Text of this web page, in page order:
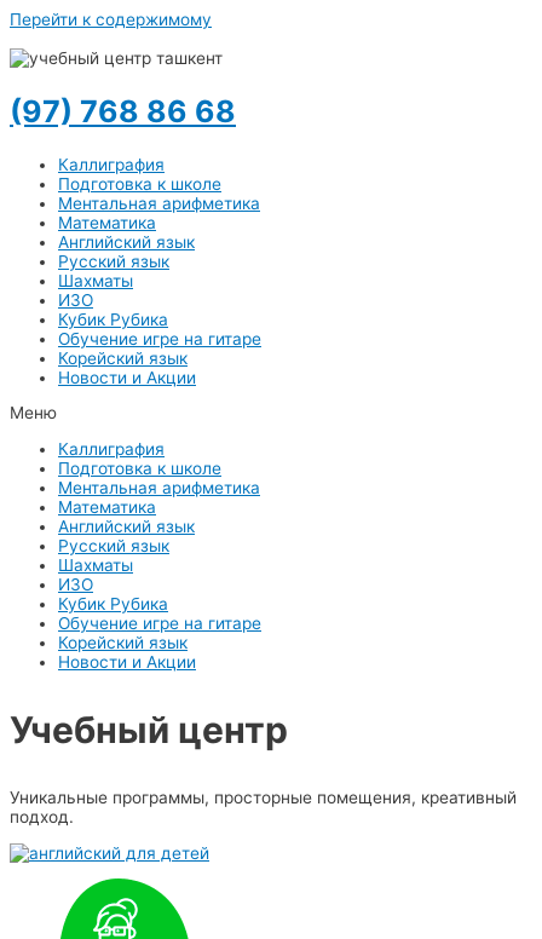
Перейти к содержимому
(97) 768 86 68
Каллиграфия
Подготовка к школе
Ментальная арифметика
Математика
Английский язык
Русский язык
Шахматы
ИЗО
Кубик Рубика
Обучение игре на гитаре
Корейский язык
Новости и Акции
Меню
Каллиграфия
Подготовка к школе
Ментальная арифметика
Математика
Английский язык
Русский язык
Шахматы
ИЗО
Кубик Рубика
Обучение игре на гитаре
Корейский язык
Новости и Акции
Учебный центр​
Уникальные программы, просторные помещения, креативный
подход.